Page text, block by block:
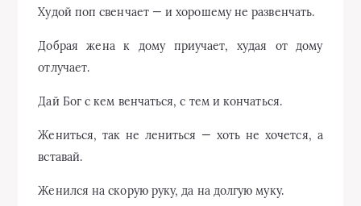
Худой поп свенчает — и хорошему не развенчать.
Добрая жена к дому приучает, худая от дому
отлучает.
Дай Бог с кем венчаться, с тем и кончаться.
Жениться, так не лениться — хоть не хочется, а
вставай.
Женился на скорую руку, да на долгую муку.